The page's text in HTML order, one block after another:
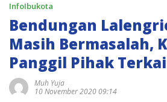
InfoIbukota
Bendungan
Masih Bermasalah,
Panggil Pihak
Muh Yuja
10 November 2020 09:14